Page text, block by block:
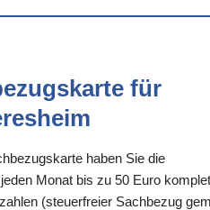
für
haben Sie die
Monat bis zu 50 Euro
(steuerfreier Sachbezug